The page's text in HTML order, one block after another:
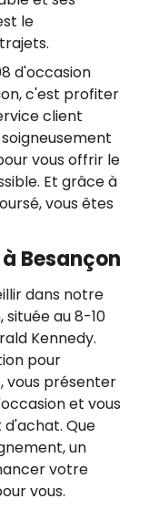
le
d'occasion
c'est profiter
client
vous offrir le
Et grâce à
vous êtes
Besançon
dans notre
située au 8-10
Kennedy.
pour
vous présenter
et vous
Que
un
votre
vous.